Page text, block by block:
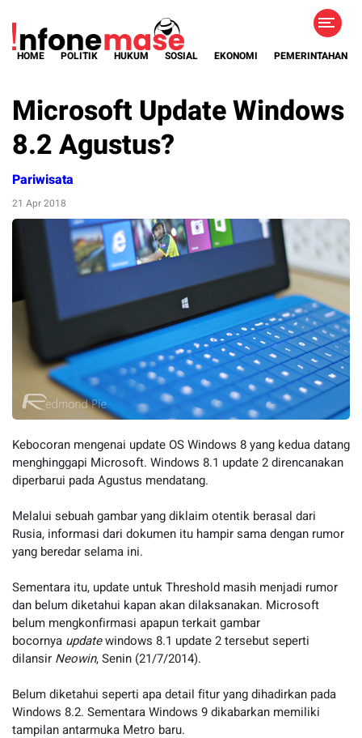
HOME POLITIK HUKUM SOSIAL EKONOMI PEMERINTAHAN
Microsoft Update Windows
8.2 Agustus?
Pariwisata
21 Apr 2018
Kebocoran mengenai update OS Windows 8 yang kedua datang
menghinggapi Microsoft. Windows 8.1 update 2 direncanakan
diperbarui pada Agustus mendatang.
Melalui sebuah gambar yang diklaim otentik berasal dari
Rusia, informasi dari dokumen itu hampir sama dengan rumor
yang beredar selama ini.
Sementara itu, update untuk Threshold masih menjadi rumor
dan belum diketahui kapan akan dilaksanakan. Microsoft
belum mengkonfirmasi apapun terkait gambar
bocornya updatewindows 8.1 update 2 tersebut seperti
dilansir Neowin, Senin (21/7/2014).
Belum diketahui seperti apa detail fitur yang dihadirkan pada
Windows 8.2. Sementara Windows 9 dikabarkan memiliki
tampilan antarmuka Metro baru.